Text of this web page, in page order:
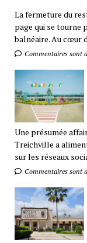
La fermeture du
page qui se tourne
balnéaire. Au cœur
Commentaires sont
Une présumée
Treichville a
sur les réseaux
Commentaires sont